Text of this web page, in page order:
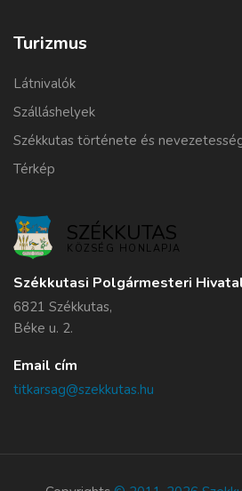
Turizmus
Látnivalók
Szálláshelyek
Székkutas története és
Térkép
SZÉKKUTAS
KÖZSÉG HONLAPJA
Székkutasi Polgármesteri
6821 Székkutas,
Béke u. 2.
Email cím
titkarsag@szekkutas.hu